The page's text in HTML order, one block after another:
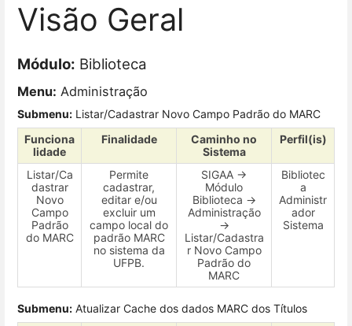
Visão Geral
Módulo: Biblioteca
Menu: Administração
Submenu: Listar/Cadastrar Novo Campo Padrão do MARC
Funciona
lidade
Finalidade
Caminho no
Sistema
Perfil(is)
Listar/Ca
dastrar
Novo
Campo
Padrão
do MARC
Permite
cadastrar,
editar e/ou
excluir um
campo local do
padrão MARC
no sistema da
UFPB.
SIGAA →
Módulo
Biblioteca →
Administração
→
Listar/Cadastra
r Novo Campo
Padrão do
MARC
Bibliotec
a
Administr
ador
Sistema
Submenu: Atualizar Cache dos dados MARC dos Títulos